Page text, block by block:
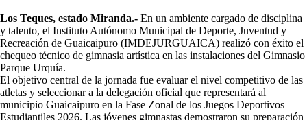
Los Teques, estado Miranda.- En un ambiente cargado de disciplina
y talento, el Instituto Autónomo Municipal de Deporte, Juventud y
Recreación de Guaicaipuro (IMDEJURGUAICA) realizó con éxito el
chequeo técnico de gimnasia artística en las instalaciones del Gimnasio
Parque Urquía.
El objetivo central de la jornada fue evaluar el nivel competitivo de las
atletas y seleccionar a la delegación oficial que representará al
municipio Guaicaipuro en la Fase Zonal de los Juegos Deportivos
Estudiantiles 2026. Las jóvenes gimnastas demostraron su preparación